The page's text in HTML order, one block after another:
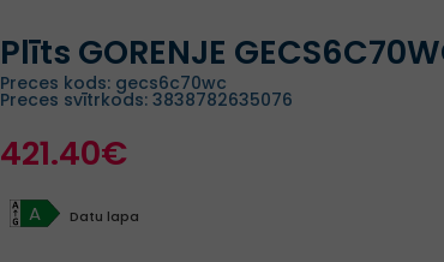
Plīts GORENJE
Preces kods: gecs6c70wc
Preces svītrkods: 3838782635076
421.40€
A Datu lapa